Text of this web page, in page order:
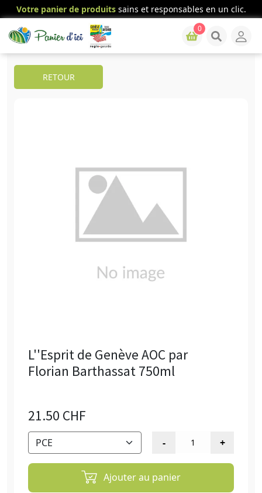
Votre panier de produitssains et responsables en un clic.
0
RETOUR
L''Esprit de Genève AOC par
Florian Barthassat 750ml
21.50 CHF
Ajouter au panier